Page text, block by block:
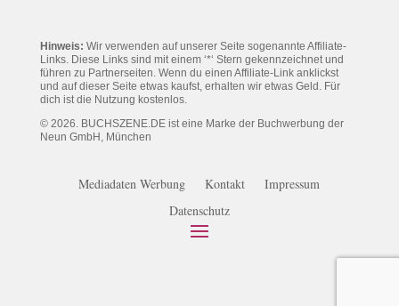
Hinweis: Wir verwenden auf unserer Seite sogenannte Affiliate-
Links. Diese Links sind mit einem ‘*‘ Stern gekennzeichnet und
führen zu Partnerseiten. Wenn du einen Affiliate-Link anklickst
und auf dieser Seite etwas kaufst, erhalten wir etwas Geld. Für
dich ist die Nutzung kostenlos.
© 2026. BUCHSZENE.DE ist eine Marke der Buchwerbung der
Neun GmbH, München
Mediadaten Werbung Kontakt
Impressum
Datenschutz